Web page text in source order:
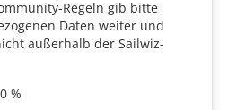
Regeln gib bitte
Daten weiter und
außerhalb der Sailwiz-
%